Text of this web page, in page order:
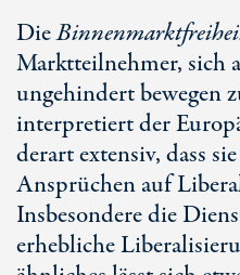
Die
Marktteilnehmer, sich
ungehindert bewegen
interpretiert der
derart extensiv, dass
Ansprüchen auf
Insbesondere die
erhebliche